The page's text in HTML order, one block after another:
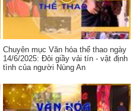
Chuyên mục Văn hóa thể thao ngày
14/6/2025: Đôi giầy vải tín - vật định
tình của người Nùng An